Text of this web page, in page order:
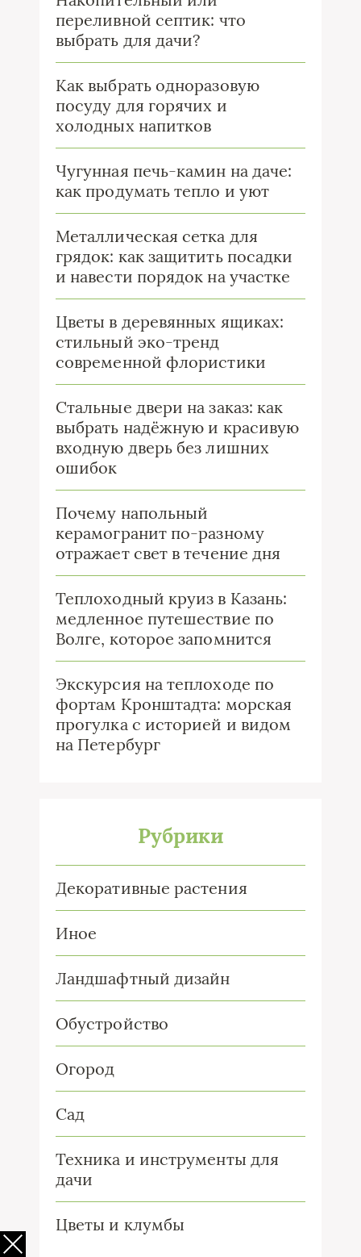
переливной септик: что
выбрать для дачи?
Как выбрать одноразовую
посуду для горячих и
холодных напитков
Чугунная печь-камин на даче:
как продумать тепло и уют
Металлическая сетка для
грядок: как защитить посадки
и навести порядок на участке
Цветы в деревянных ящиках:
стильный эко-тренд
современной флористики
Стальные двери на заказ: как
выбрать надёжную и красивую
входную дверь без лишних
ошибок
Почему напольный
керамогранит по-разному
отражает свет в течение дня
Теплоходный круиз в Казань:
медленное путешествие по
Волге, которое запомнится
Экскурсия на теплоходе по
фортам Кронштадта: морская
прогулка с историей и видом
на Петербург
Рубрики
Декоративные растения
Иное
Ландшафтный дизайн
Обустройство
Огород
Сад
Техника и инструменты для
дачи
Цветы и клумбы